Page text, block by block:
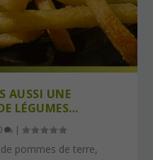
AUSSI UNE
LÉGUMES…
|
pommes de terre,